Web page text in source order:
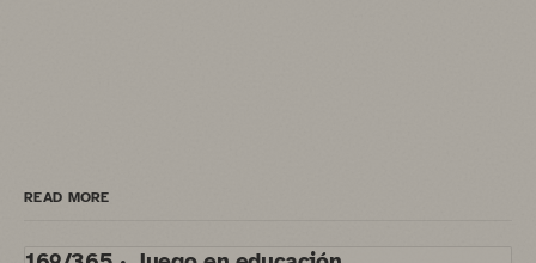
READ MORE